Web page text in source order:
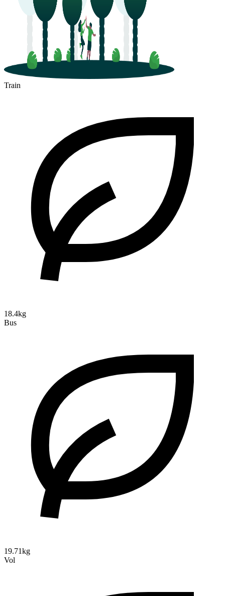
Train
18.4kg
Bus
19.71kg
Vol